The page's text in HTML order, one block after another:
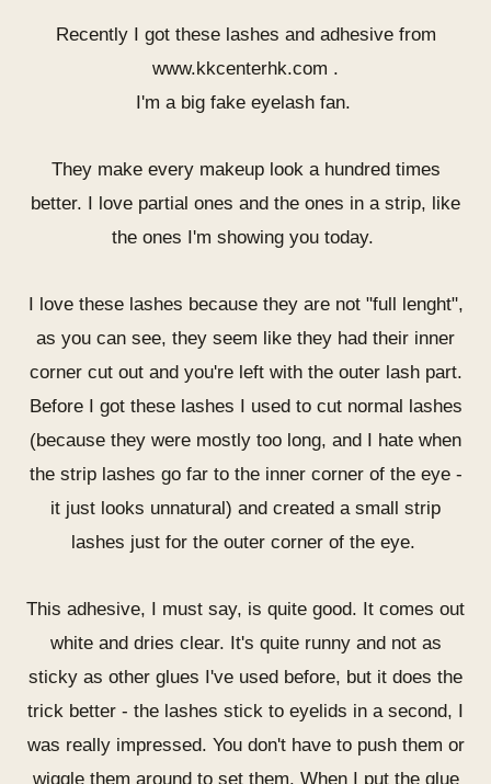
Recently I got these lashes and adhesive from
www.kkcenterhk.com .
I'm a big fake eyelash fan.
They make every makeup look a hundred times
better. I love partial ones and the ones in a strip, like
the ones I'm showing you today.
I love these lashes because they are not "full lenght",
as you can see, they seem like they had their inner
corner cut out and you're left with the outer lash part.
Before I got these lashes I used to cut normal lashes
(because they were mostly too long, and I hate when
the strip lashes go far to the inner corner of the eye -
it just looks unnatural) and created a small strip
lashes just for the outer corner of the eye.
This adhesive, I must say, is quite good. It comes out
white and dries clear. It's quite runny and not as
sticky as other glues I've used before, but it does the
trick better - the lashes stick to eyelids in a second, I
was really impressed. You don't have to push them or
wiggle them around to set them. When I put the glue